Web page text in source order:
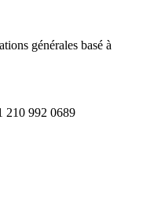
générales basé à
210 992 0689